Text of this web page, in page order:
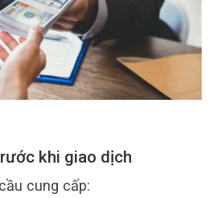
khi giao dịch
cung cấp: